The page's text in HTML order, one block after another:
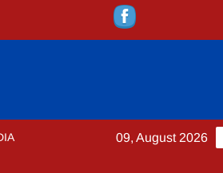
09, August 2026